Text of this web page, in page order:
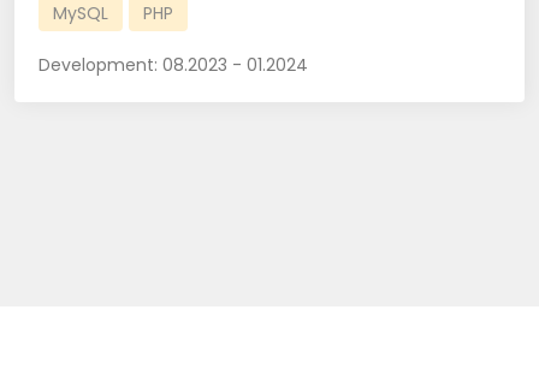
MySQL
PHP
Development: 08.2023 - 01.2024